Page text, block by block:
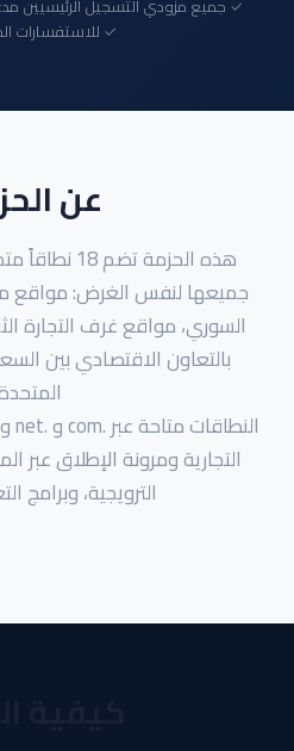
✓ جميع مزودي التسجيل الرئيسيين
✓ للاستفسارات
عن
هذه الحزمة
جميعها لنفس الغرض: مواقع
السوري، مواقع غرف التجارة
بالتعاون الاقتصادي بين
التجارية ومرونة الإطلاق عبر
الترويجية، وبرامج